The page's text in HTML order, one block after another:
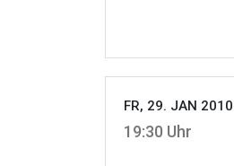
FR, 29. JAN 2010
19:30 Uhr